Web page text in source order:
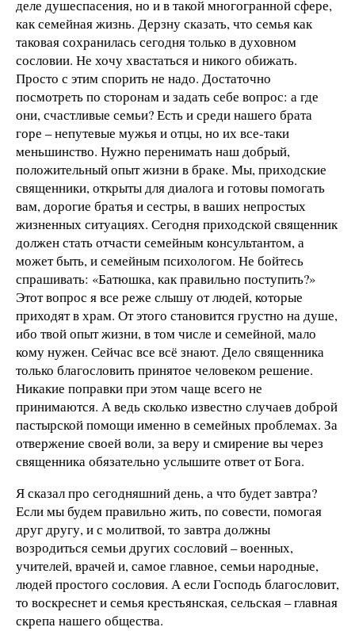
деле душеспасения, но и в такой многогранной сфере,
как семейная жизнь. Дерзну сказать, что семья как
таковая сохранилась сегодня только в духовном
сословии. Не хочу хвастаться и никого обижать.
Просто с этим спорить не надо. Достаточно
посмотреть по сторонам и задать себе вопрос: а где
они, счастливые семьи? Есть и среди нашего брата
горе – непутевые мужья и отцы, но их все-таки
меньшинство. Нужно перенимать наш добрый,
положительный опыт жизни в браке. Мы, приходские
священники, открыты для диалога и готовы помогать
вам, дорогие братья и сестры, в ваших непростых
жизненных ситуациях. Сегодня приходской священник
должен стать отчасти семейным консультантом, а
может быть, и семейным психологом. Не бойтесь
спрашивать: «Батюшка, как правильно поступить?»
Этот вопрос я все реже слышу от людей, которые
приходят в храм. От этого становится грустно на душе,
ибо твой опыт жизни, в том числе и семейной, мало
кому нужен. Сейчас все всё знают. Дело священника
только благословить принятое человеком решение.
Никакие поправки при этом чаще всего не
принимаются. А ведь сколько известно случаев доброй
пастырской помощи именно в семейных проблемах. За
отвержение своей воли, за веру и смирение вы через
священника обязательно услышите ответ от Бога.
Я сказал про сегодняшний день, а что будет завтра?
Если мы будем правильно жить, по совести, помогая
друг другу, и с молитвой, то завтра должны
возродиться семьи других сословий – военных,
учителей, врачей и, самое главное, семьи народные,
людей простого сословия. А если Господь благословит,
то воскреснет и семья крестьянская, сельская – главная
скрепа нашего общества.